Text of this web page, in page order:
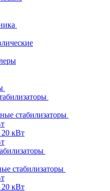
стабилизаторы
кВт
стабилизаторы
кВт